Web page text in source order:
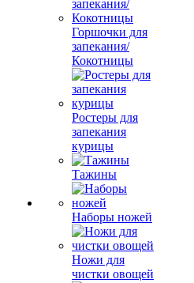
Горшочки для
запекания/
Кокотницы
Ростеры для
запекания
курицы
Тажины
Наборы ножей
Ножи для
чистки овощей